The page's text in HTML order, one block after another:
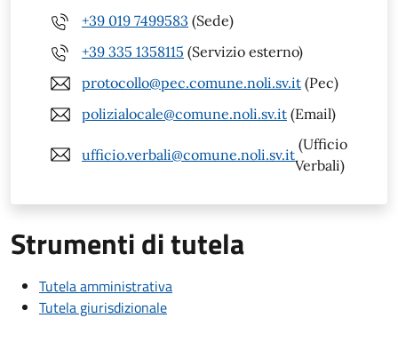
+39 019 7499583 (Sede)
+39 335 1358115 (Servizio esterno)
protocollo@pec.comune.noli.sv.it (Pec)
polizialocale@comune.noli.sv.it (Email)
ufficio.verbali@comune.noli.sv.it
(Ufficio
Verbali)
Strumenti di tutela
Tutela amministrativa
Tutela giurisdizionale